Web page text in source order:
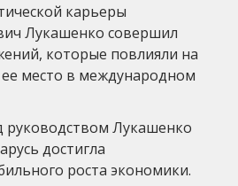
карьеры
Лукашенко совершил
которые повлияли на
ее место в международном
руководством Лукашенко
достигла
роста экономики.